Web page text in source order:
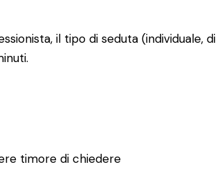
il tipo di seduta (individuale,
timore di chiedere